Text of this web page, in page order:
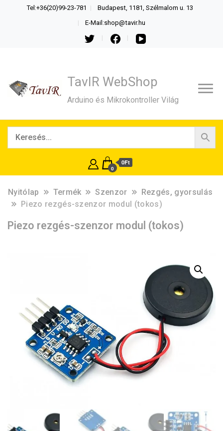
Tel:+36(20)99-23-781 Budapest, 1181, Szélmalom u. 13
E-Mail:shop@tavir.hu
TavIR WebShop
Arduino és Mikrokontroller Világ
0
0Ft
Nyitólap Termék Szenzor
Rezgés, gyorsulás
Piezo rezgés-szenzor modul (tokos)
Piezo rezgés-szenzor modul (tokos)